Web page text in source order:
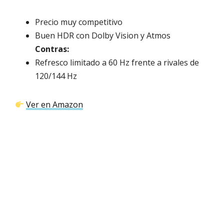
Precio muy competitivo
Buen HDR con Dolby Vision y Atmos
Contras:
Refresco limitado a 60 Hz frente a rivales de
120/144 Hz
Ver en Amazon